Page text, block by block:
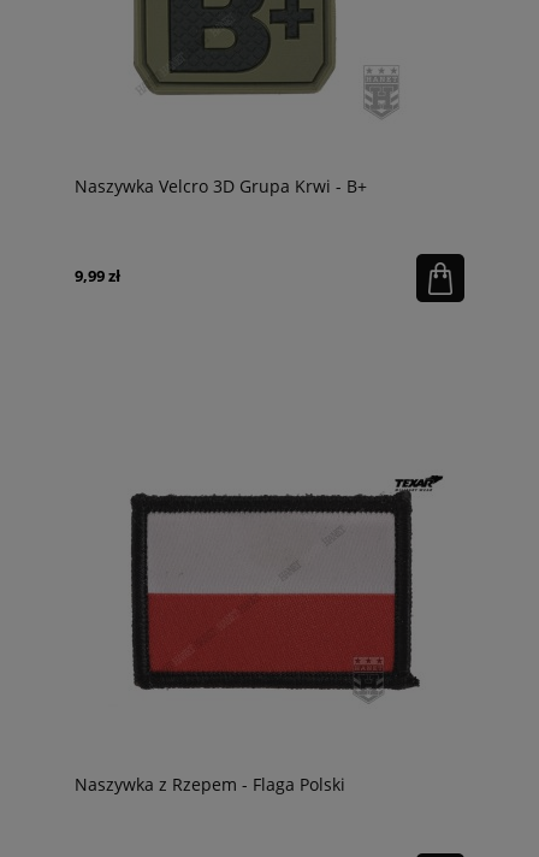
Naszywka Velcro 3D Grupa Krwi - B+
9,99 zł
Naszywka z Rzepem - Flaga Polski